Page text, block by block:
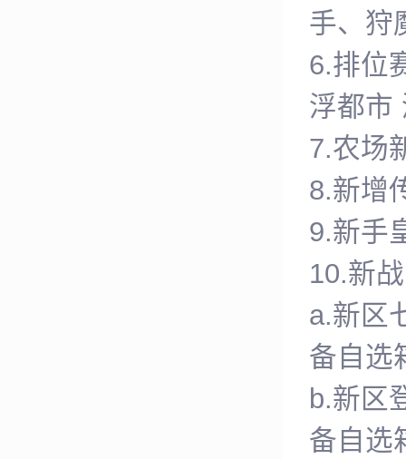
手、狩
6.排位
浮都市
7.农场
8.新增
9.新手
10.新
a.新区
备自选
b.新区
备自选